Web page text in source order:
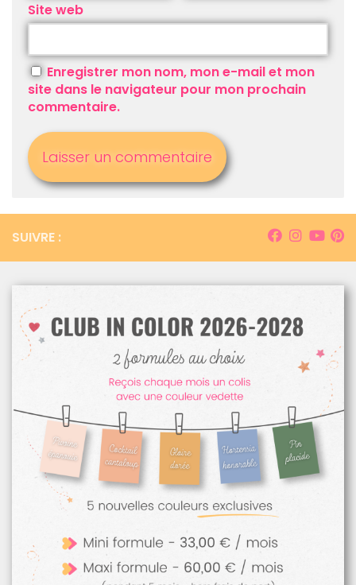
Site web
Enregistrer mon nom, mon e-mail et mon
site dans le navigateur pour mon prochain
commentaire.
SUIVRE :